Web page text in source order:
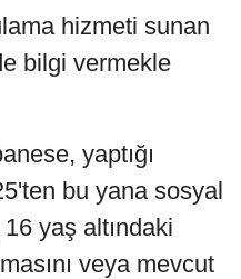
hizmeti sunan
bilgi vermekle
yaptığı
bu yana sosyal
yaş altındaki
veya mevcut